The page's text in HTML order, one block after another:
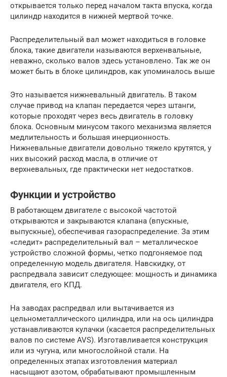
открывается только перед началом такта впуска, когда
цилиндр находится в нижней мертвой точке.
Распределительный вал может находиться в головке
блока, такие двигатели называются верхенвальные,
неважно, сколько валов здесь установлено. Так же он
может быть в блоке цилиндров, как упоминалось выше
Это называется нижневальный двигатель. В таком
случае привод на клапан передается через штанги,
которые проходят через весь двигатель в головку
блока. Основным минусом такого механизма является
медлительность и большая инерционность.
Нижневальные двигатели довольно тяжело крутятся, у
них высокий расход масла, в отличие от
верхневальных, где практически нет недостатков.
Функции и устройство
В работающем двигателе с высокой частотой
открываются и закрываются клапана (впускные,
выпускные), обеспечивая газораспределение. За этим
«следит» распределительный вал – металлическое
устройство сложной формы, четко подгоняемое под
определенную модель двигателя. Навскидку, от
распредвала зависит следующее: мощность и динамика
двигателя, его КПД.
На заводах распредвал или вытачивается из
цельнометаллического цилиндра, или на ось цилиндра
устанавливаются кулачки (касается распределительных
валов по системе AVS). Изготавливается конструкция
или из чугуна, или многослойной стали. На
определенных этапах изготовления материал
насыщают азотом, обрабатывают промышленным